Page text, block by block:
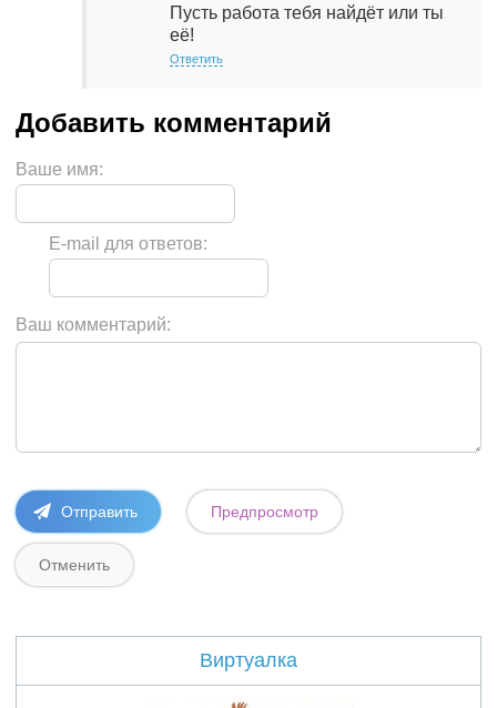
Пусть работа тебя найдёт или ты
её!
Ответить
Ваше имя:
E-mail для ответов:
Ваш комментарий:
Виртуалка